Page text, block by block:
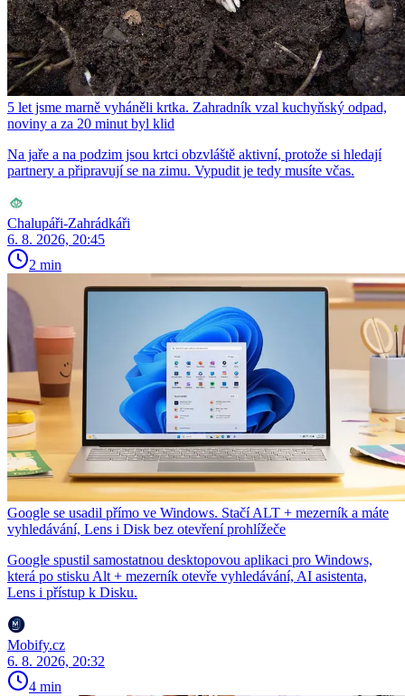
5 let jsme marně vyháněli krtka. Zahradník vzal kuchyňský odpad,
noviny a za 20 minut byl klid
Na jaře a na podzim jsou krtci obzvláště aktivní, protože si hledají
partnery a připravují se na zimu. Vypudit je tedy musíte včas.
Chalupáři-Zahrádkáři
6. 8. 2026, 20:45
2 min
Google se usadil přímo ve Windows. Stačí ALT + mezerník a máte
vyhledávání, Lens i Disk bez otevření prohlížeče
Google spustil samostatnou desktopovou aplikaci pro Windows,
která po stisku Alt + mezerník otevře vyhledávání, AI asistenta,
Lens i přístup k Disku.
Mobify.cz
6. 8. 2026, 20:32
4 min